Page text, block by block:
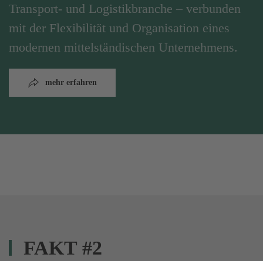
Transport- und Logistikbranche – verbunden
mit der Flexibilität und Organisation eines
modernen mittelständischen Unternehmens.
mehr erfahren
FAKT #2